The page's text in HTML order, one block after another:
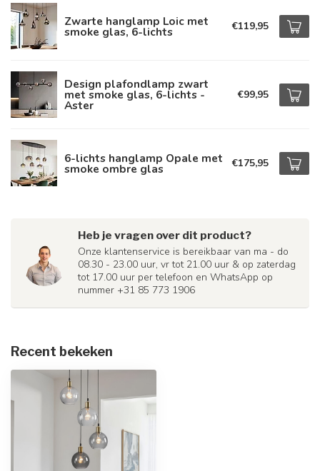
Zwarte hanglamp Loic met
smoke glas, 6-lichts €119,95
Design plafondlamp zwart
met smoke glas, 6-lichts -
Aster
€99,95
6-lichts hanglamp Opale met
smoke ombre glas €175,95
Heb je vragen over dit product?
Onze klantenservice is bereikbaar van ma - do
08.30 - 23.00 uur, vr tot 21.00 uur & op zaterdag
tot 17.00 uur per telefoon en WhatsApp op
nummer +31 85 773 1906
Recent bekeken